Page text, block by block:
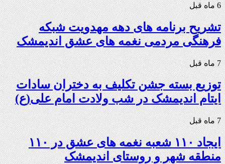
6 ماه قبل
تشریح برنامه های دهه مهدویت شبکه
فرهنگی مردمی نغمه های عشق اندیمشک
7 ماه قبل
توزیع بسته جشن تکلیف به دختران سادات
ایتام اندیمشک در شب ولادت امام علی(ع)
7 ماه قبل
ایجاد ۱۱۰ شعبه نغمه های عشق در ۱۱۰
منطقه شهر و روستای اندیمشک